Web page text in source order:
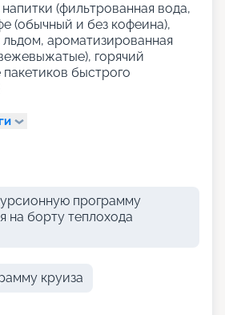
(фильтрованная вода,
(обычный и без кофеина),
ароматизированная
горячий
быстрого
программу
на борту теплохода
круиза